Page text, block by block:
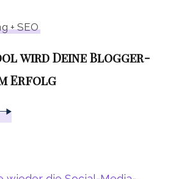
+ SEO
wird Deine Blogger-
Erfolg